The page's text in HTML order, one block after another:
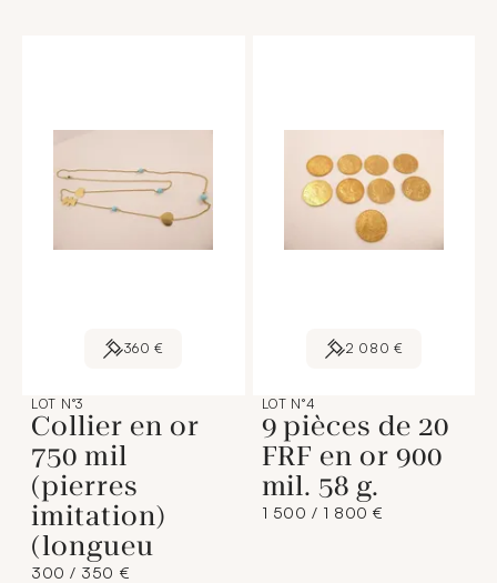
360 €
LOT N°3
Collier en or
750 mil
(pierres
imitation)
(longueu
300 / 350 €
2 080 €
LOT N°4
9 pièces de 20
FRF en or 900
mil. 58 g.
1 500 / 1 800 €